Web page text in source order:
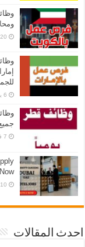
20 ديسمبر، 2021
6 يناير، 2022
7 فبراير، 2022
Now
10 مارس، 2023
احدث المقالات